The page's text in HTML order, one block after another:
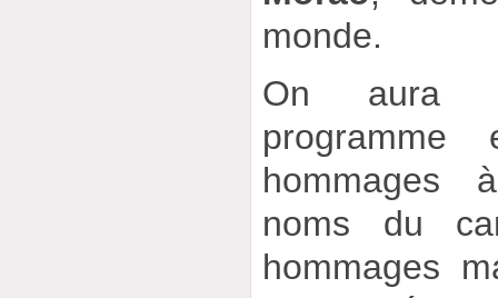
monde.
On aura
hommages
noms du
hommages